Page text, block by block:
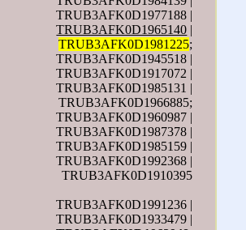
TRUB3AFK0D1977188 |
TRUB3AFK0D1965140 |
TRUB3AFK0D1981225;
TRUB3AFK0D1945518 |
TRUB3AFK0D1917072 |
TRUB3AFK0D1985131 |
TRUB3AFK0D1966885;
TRUB3AFK0D1960987 |
TRUB3AFK0D1987378 |
TRUB3AFK0D1985159 |
TRUB3AFK0D1992368 |
TRUB3AFK0D1910395
TRUB3AFK0D1991236 |
TRUB3AFK0D1933479 |